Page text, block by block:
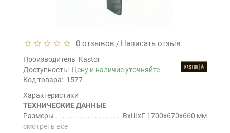
0 отзывов / Написать отзыв
Производитель Kastor
Доступность: Цену и наличие уточняйте
Код товара: 1577
Характеристики
ТЕХНИЧЕСКИЕ ДАННЫЕ
Размеры
ВхШхГ 1700х670х660 мм
смотреть все